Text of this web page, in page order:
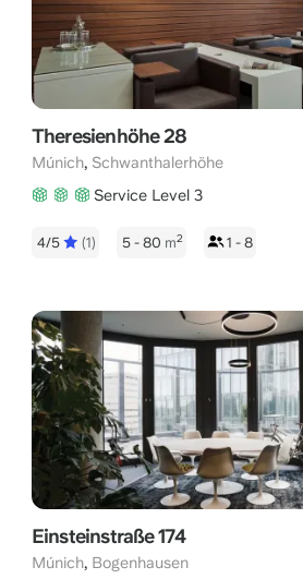
Theresienhöhe 28
Múnich, Schwanthalerhöhe
Service Level 3
4/5 (1) 5 - 80 m2 1 - 8
Einsteinstraße 174
Múnich, Bogenhausen